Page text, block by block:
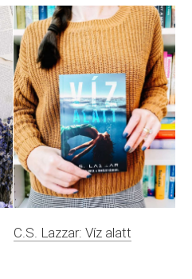
C.S. Lazzar: Víz alatt